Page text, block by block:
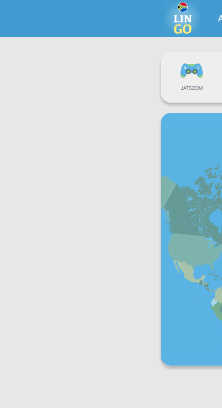
JÁTSZOM